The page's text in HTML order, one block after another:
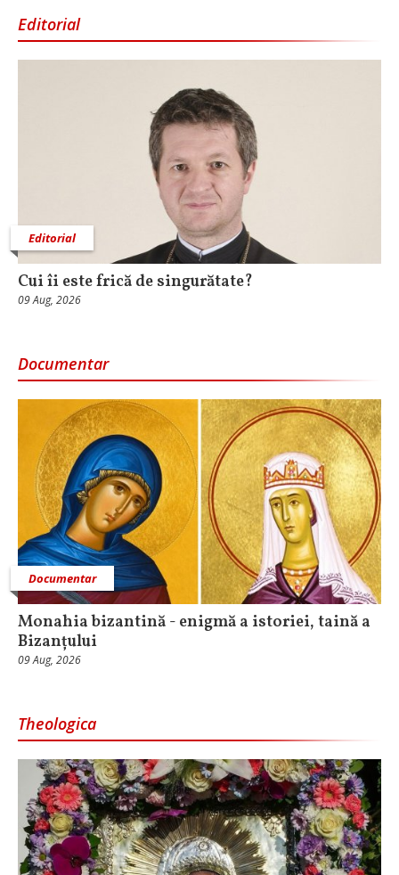
Editorial
Editorial
Cui îi este frică de singurătate?
09 Aug, 2026
Documentar
Documentar
Monahia bizantină - enigmă a istoriei, taină a
Bizanțului
09 Aug, 2026
Theologica